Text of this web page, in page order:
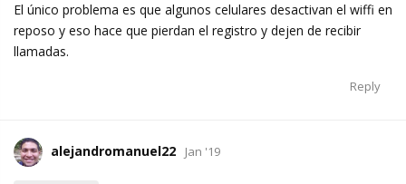
El único problema es que algunos celulares desactivan el wiffi en
reposo y eso hace que pierdan el registro y dejen de recibir
llamadas.
Reply
alejandromanuel22 Jan '19